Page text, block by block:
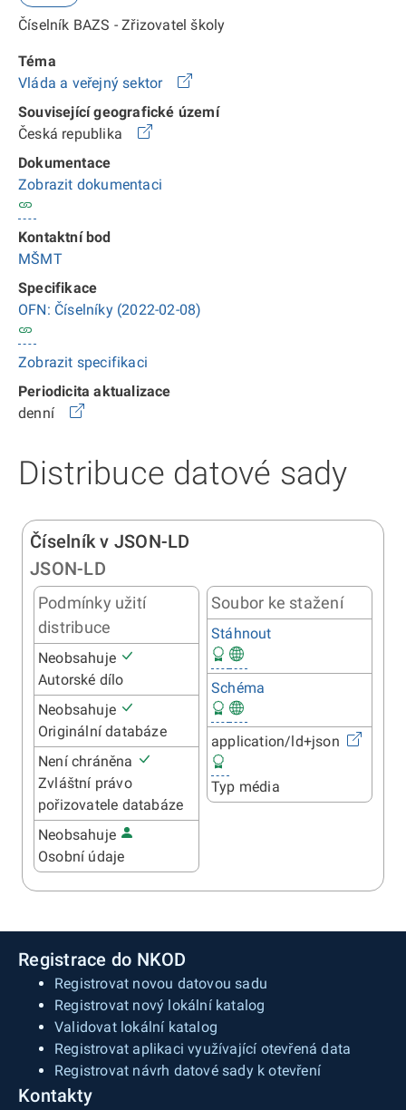
Číselník BAZS - Zřizovatel školy
Téma
Vláda a veřejný sektor
Související geografické území
Česká republika
Dokumentace
Zobrazit dokumentaci
Kontaktní bod
MŠMT
Specifikace
OFN: Číselníky (2022-02-08)
Zobrazit specifikaci
Periodicita aktualizace
denní
Distribuce datové sady
Číselník v JSON-LD
JSON-LD
Podmínky užití
distribuce
Neobsahuje
Autorské dílo
Neobsahuje
Originální databáze
Není chráněna
Zvláštní právo
pořizovatele databáze
Neobsahuje
Osobní údaje
Soubor ke stažení
Stáhnout
Schéma
application/ld+json
Typ média
Registrace do NKOD
Registrovat novou datovou sadu
Registrovat nový lokální katalog
Validovat lokální katalog
Registrovat aplikaci využívající otevřená data
Registrovat návrh datové sady k otevření
Kontakty